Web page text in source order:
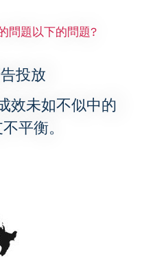
問題以下的問題?
投放
效未如不似中的
平衡。